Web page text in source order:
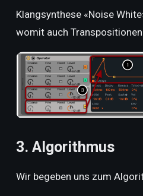
Klangsynthese «Noise
womit auch
3. Algorithmus
Wir begeben uns zum